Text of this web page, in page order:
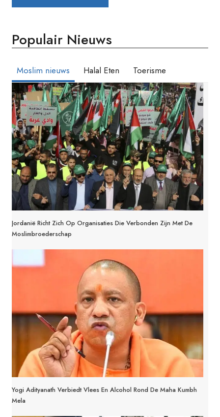
Populair Nieuws
Moslim nieuws Halal Eten Toerisme
Jordanië Richt Zich Op Organisaties Die Verbonden Zijn Met De
Moslimbroederschap
Yogi Adityanath Verbiedt Vlees En Alcohol Rond De Maha Kumbh
Mela